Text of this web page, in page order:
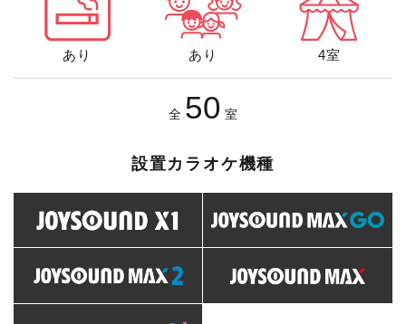
あり あり 4室
全 50 室
設置カラオケ機種